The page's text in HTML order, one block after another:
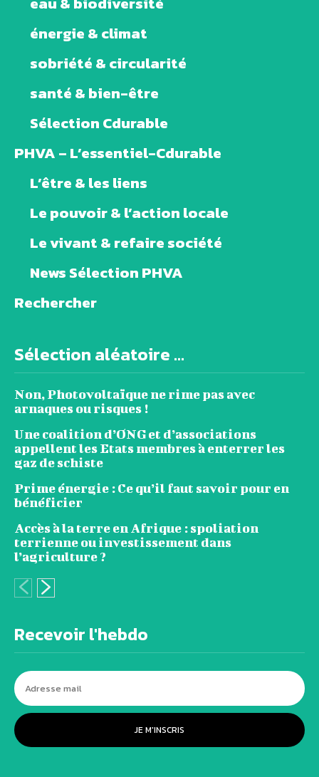
énergie & climat
sobriété & circularité
santé & bien-être
Sélection Cdurable
PHVA – L’essentiel-Cdurable
L’être & les liens
Le pouvoir & l’action locale
Le vivant & refaire société
News Sélection PHVA
Rechercher
Sélection aléatoire ...
Non, Photovoltaïque ne rime pas avec
arnaques ou risques !
Une coalition d’ONG et d’associations
appellent les Etats membres à enterrer les
gaz de schiste
Prime énergie : Ce qu’il faut savoir pour en
bénéficier
Accès à la terre en Afrique : spoliation
terrienne ou investissement dans
l’agriculture ?
Recevoir l'hebdo
JE M'INSCRIS